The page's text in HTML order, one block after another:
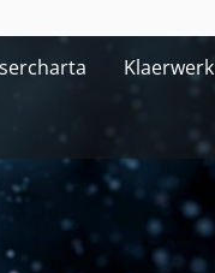
Klaerwerk